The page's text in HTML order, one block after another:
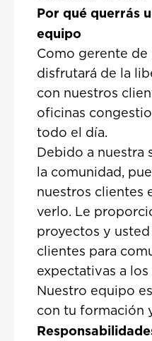
Por qué querrás
equipo
Como gerente de
disfrutará de la
con nuestros
oficinas
todo el día.
Debido a nuestra
la comunidad,
nuestros clientes
verlo. Le
proyectos y
clientes para
expectativas a
Nuestro equipo
con tu formación